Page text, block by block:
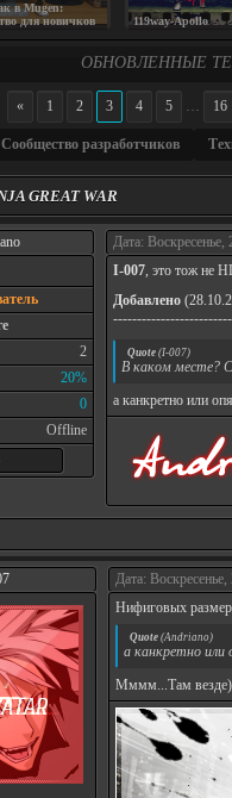
в Mugen:
для новичков
119way-Apollo
ОБНОВЛЕННЫЕ
« 1 2 3 4 5 … 16
разработчиков
GREAT WAR
2
20%
0
Offline
Дата:
I-007, это тож не
Добавлено
Quote (I-007)
В каком месте?
а канкретно или
Дата:
Нифиговых
Quote (Andriano)
а канкретно или
Мммм...Там везде)